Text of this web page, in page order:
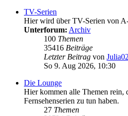
TV-Serien
Hier wird über TV-Serien von
Unterforum: Archiv
100 Themen
35416 Beiträge
Letzter Beitrag von
So 9. Aug 2026, 10:30
Die Lounge
Hier kommen alle Themen rein,
Fernsehenserien zu tun haben.
27 Themen